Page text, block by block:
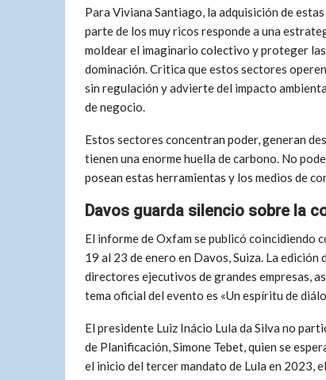
Para Viviana Santiago, la adquisición de
parte de los muy ricos responde a una
moldear el imaginario colectivo y proteger
dominación. Critica que estos sectores
sin regulación y advierte del impacto
de negocio.
Estos sectores concentran poder, generan
tienen una enorme huella de carbono. No
posean estas herramientas y los medios de
Davos guarda silencio sobre la
El informe de Oxfam se publicó coincidiendo
19 al 23 de enero en Davos, Suiza. La
directores ejecutivos de grandes empresas,
tema oficial del evento es «Un espíritu de
El presidente Luiz Inácio Lula da Silva no
de Planificación, Simone Tebet, quien se
el inicio del tercer mandato de Lula en 2023,